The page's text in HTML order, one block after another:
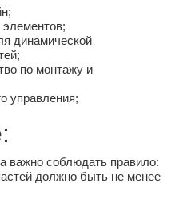
динамической
по монтажу и
управления;
важно соблюдать правило:
должно быть не менее